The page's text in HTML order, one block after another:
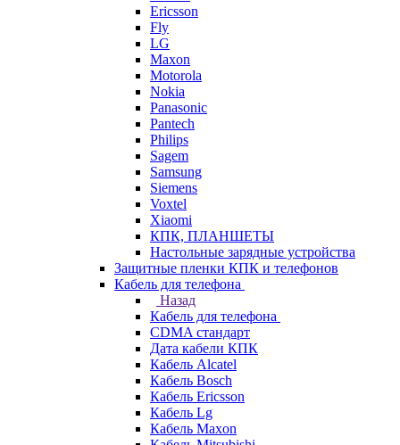
Ericsson
Fly
LG
Maxon
Motorola
Nokia
Panasonic
Pantech
Philips
Sagem
Samsung
Siemens
Voxtel
Xiaomi
КПК, ПЛАНШЕТЫ
Настольные зарядные устройства
Защитные пленки КПК и телефонов
Кабель для телефона
Назад
Кабель для телефона
CDMA стандарт
Дата кабели КПК
Кабель Alcatel
Кабель Bosch
Кабель Ericsson
Кабель Lg
Кабель Maxon